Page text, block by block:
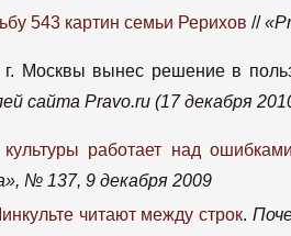
543 картин семьи Рерихов //
г. Москвы вынес решение в
сайта Pravo.ru (17 декабря
культуры работает над
№ 137, 9 декабря 2009
читают между строк.